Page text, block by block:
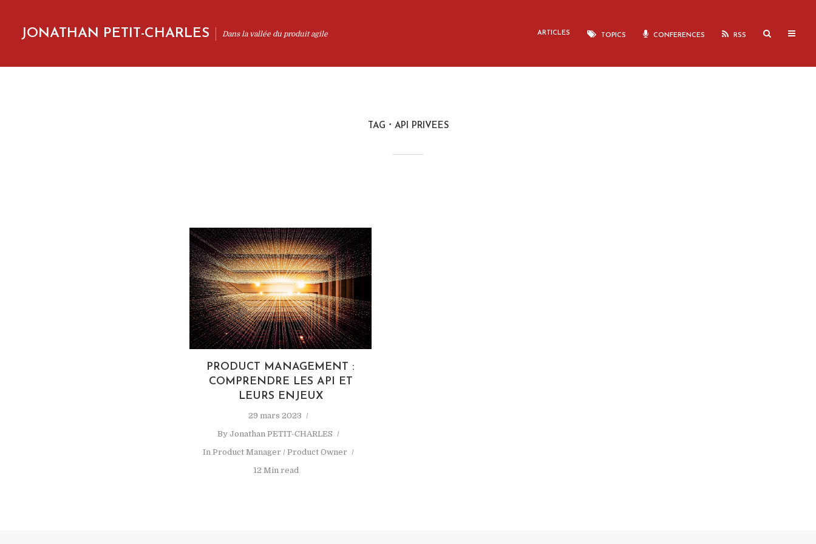
JONATHAN PETIT-CHARLES Dans la vallée du produit agile ARTICLES TOPICS CONFERENCES RSS
TAG API PRIVEES
PRODUCT MANAGEMENT :
COMPRENDRE LES API ET
LEURS ENJEUX
29 mars 2023
By Jonathan PETIT-CHARLES
In Product Manager / Product Owner
12 Min read